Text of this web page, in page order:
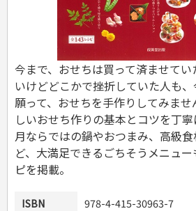
スキル・キャリアアップ
危険物取扱者
消防設備士
登録販売者
その他資格試験
今まで、おせちは買って済ませて
いけどどこかで挫折していた人も
願って、おせちを手作りしてみま
しいおせち作りの基本とコツを丁
月ならではの鍋やおつまみ、高級
ど、大満足できるごちそうメニュ
ピを掲載。
ISBN
978-4-415-30963-7